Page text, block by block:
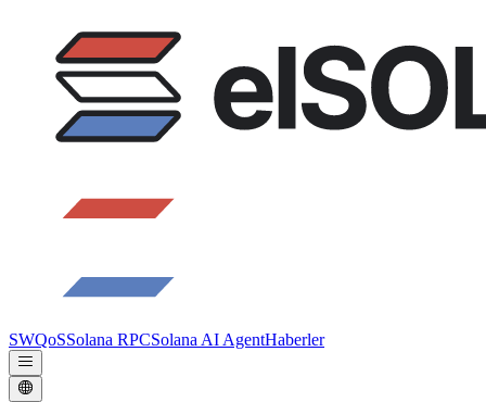
SWQoSSolana RPCSolana AI AgentHaberler